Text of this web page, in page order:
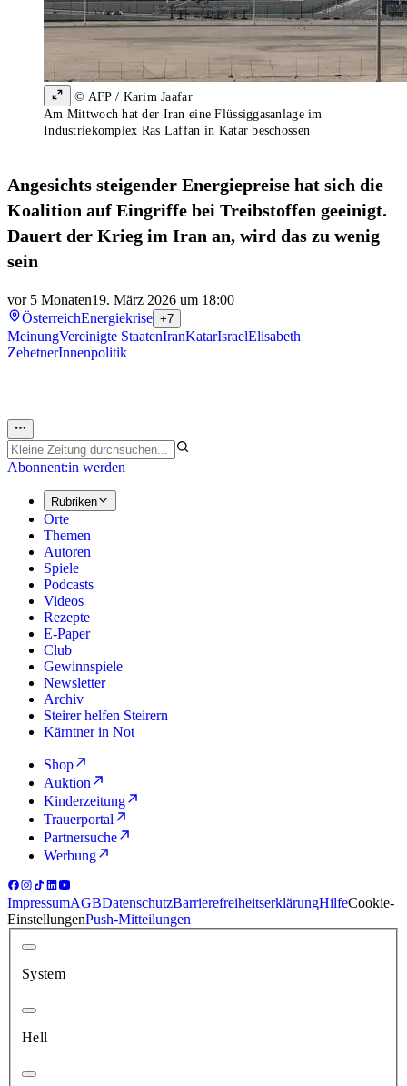
© AFP / Karim Jaafar
Am Mittwoch hat der Iran eine Flüssiggasanlage im
Industriekomplex Ras Laffan in Katar beschossen
Angesichts steigender Energiepreise hat sich die
Koalition auf Eingriffe bei Treibstoffen geeinigt.
Dauert der Krieg im Iran an, wird das zu wenig
sein
vor 5 Monaten19. März 2026 um 18:00
ÖsterreichEnergiekrise +7
MeinungVereinigte StaatenIranKatarIsraelElisabeth
ZehetnerInnenpolitik
Abonnent:in werden
Rubriken
Orte
Themen
Autoren
Spiele
Podcasts
Videos
Rezepte
E-Paper
Club
Gewinnspiele
Newsletter
Archiv
Steirer helfen Steirern
Kärntner in Not
Shop
Auktion
Kinderzeitung
Trauerportal
Partnersuche
Werbung
ImpressumAGBDatenschutzBarrierefreiheitserklärungHilfeCookie-
EinstellungenPush-Mitteilungen
System
Hell